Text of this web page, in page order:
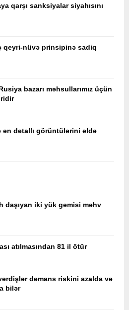
qarşı sanksiyalar siyahısını
qeyri-nüvə prinsipinə sadiq
bazarı məhsullarımız üçün
detallı görüntülərini əldə
daşıyan iki yük gəmisi məhv
atılmasından 81 il ötür
demans riskini azalda və
bilər